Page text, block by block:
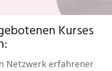
Kurses
Netzwerk erfahrener